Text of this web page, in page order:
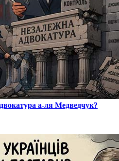
а-ля Медведчук?